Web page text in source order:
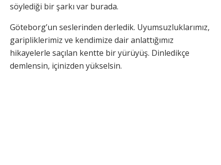
söylediği bir şarkı var burada.
Göteborg’un seslerinden derledik. Uyumsuzluklarımız,
garipliklerimiz ve kendimize dair anlattığımız
hikayelerle saçılan kentte bir yürüyüş. Dinledikçe
demlensin, içinizden yükselsin.